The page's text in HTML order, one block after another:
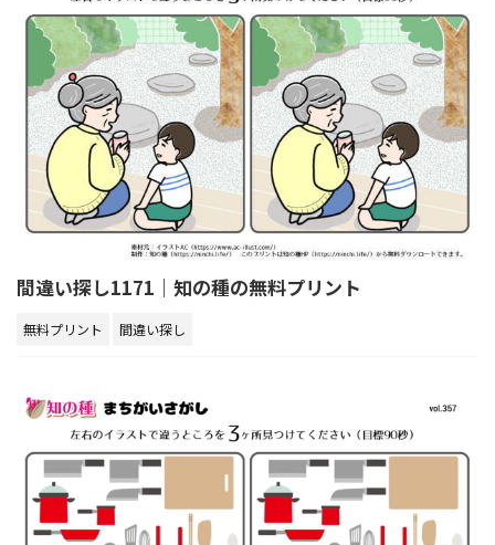
間違い探し1171｜知の種の無料プリント
無料プリント 間違い探し